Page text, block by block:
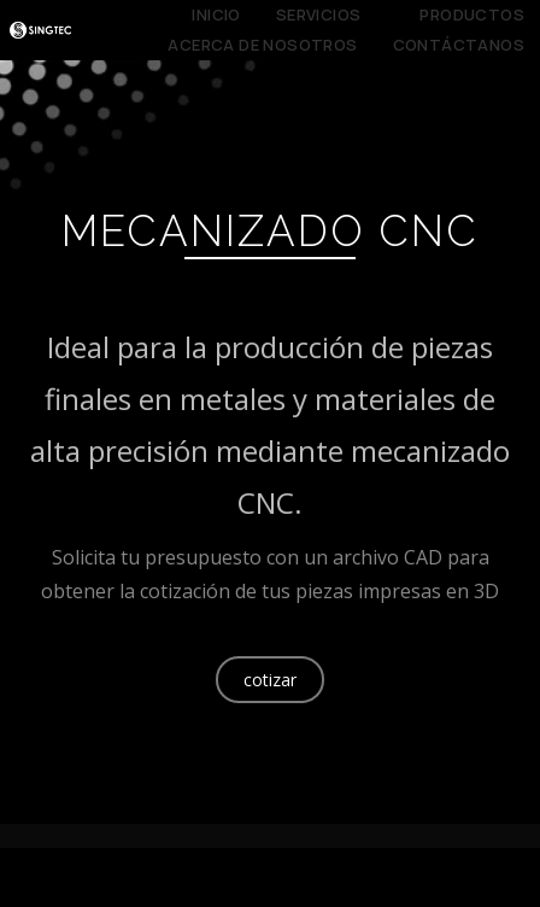
INICIO SERVICIOS
PRODUCTOS
ACERCA DE NOSOTROS
CONTÁCTANOS
MECANIZADO CNC
Ideal para la producción de piezas
finales en metales y materiales de
alta precisión mediante mecanizado
CNC.
Solicita tu presupuesto con un archivo CAD para
obtener la cotización de tus piezas impresas en 3D
cotizar